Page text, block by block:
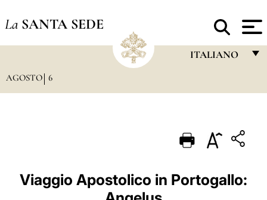
La SANTA SEDE
ITALIANO
PORTUGUÊS
ESPAÑOL
AGOSTO 6
Viaggio Apostolico in Portogallo: